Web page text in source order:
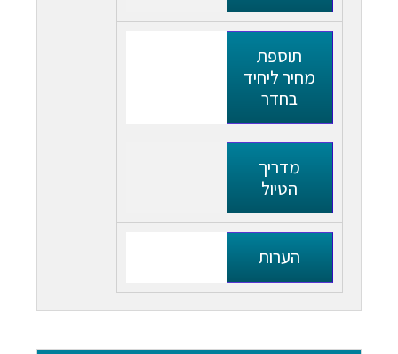
תוספת
מחיר ליחיד
בחדר
מדריך
הטיול
הערות